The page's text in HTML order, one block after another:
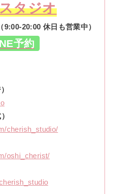
タジオ
（9:00-20:00 休日も営業中）
予約
cherish_studio/
oshi_cherist/